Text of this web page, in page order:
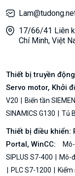
17/66/41 Liên
Chí Minh, Việt
Thiết bị truyền
Servo motor, Khởi
V20
Biến tần
SINAMICS G130
Tủ
Thiết bị điều khiển:
Portal, WinCC:
SIPLUS S7-400
Mô-
PLC S7-1200